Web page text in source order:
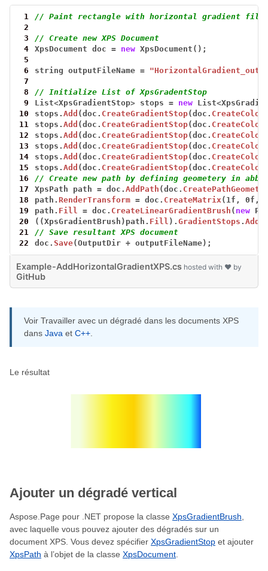
1
// Paint rectangle with horizontal gradient fill in
2
3
// Create new XPS Document
4
XpsDocument doc = new XpsDocument();
5
6
string outputFileName =
7
8
// Initialize List of XpsGradentStop
9
List<XpsGradientStop> stops = new List<
10
stops.Add (doc. CreateGradientStop(doc. CreateColor
11
stops.Add (doc. CreateGradientStop(doc. CreateColor
12
stops.Add (doc. CreateGradientStop(doc. CreateColor
13
stops.Add (doc. CreateGradientStop(doc. CreateColor
14
stops.Add (doc. CreateGradientStop(doc. CreateColor
15
stops.Add (doc. CreateGradientStop(doc. CreateColor
16
// Create new path by defining geometery in
17
XpsPath path = doc.AddPath (doc.
18
path.RenderTransform = doc. CreateMatrix(1f, 0f,
19
path. Fill = doc. CreateLinearGradientBrush ( new
20
((XpsGradientBrush)path. Fill ).GradientStops .
21
// Save resultant XPS document
22
doc.Save(OutputDir + outputFileName);
Example-AddHorizontalGradientXPS.cs hosted with ❤ by
GitHub
Voir Travailler avec un dégradé dans les documents XPS
dans Java et C++.
Le résultat
Ajouter un dégradé vertical
Aspose.Page pour .NET propose la classe XpsGradientBrush,
avec laquelle vous pouvez ajouter des dégradés sur un
document XPS. Vous devez spécifier XpsGradientStop et ajouter
XpsPath à l’objet de la classe XpsDocument.